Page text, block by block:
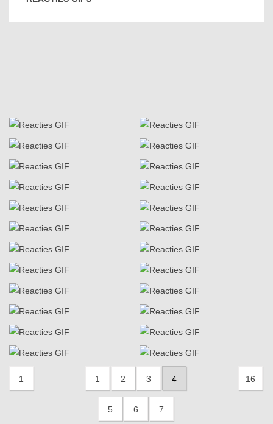
1 1 2 3 4
5 6 7
16